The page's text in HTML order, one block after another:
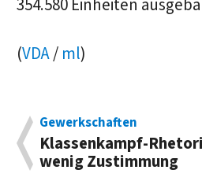
354.580 Einheiten
(VDA/ ml)
Gewerkschaften
Klassenkampf-
wenig Zustimmung